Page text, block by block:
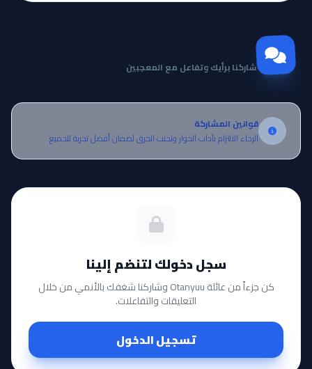
مجتمع Otanyuu
شاركنا برأيك وتفاعل مع المعجبين
قوانين المشاركة
الرجاء الالتزام بآداب الحوار وتجنب الحرق لضمان أفضل تجربة للجميع.
سجل دخولك لتنضم إلينا
كن جزءاً من عائلة Otanyuu وشاركنا شغفك بالأنمي من خلال
التعليقات والتفاعلات.
تسجيل الدخول